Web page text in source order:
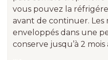
vous pouvez la
avant de continuer. Les
enveloppés dans une
conserve jusqu’à 2